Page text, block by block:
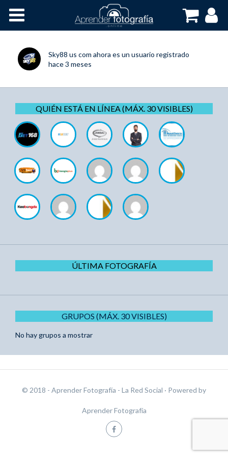
Cursos OnLine
Sky88 us com ahora es un usuario registrado
hace 3 meses
QUIÉN ESTÁ EN LÍNEA (MÁX. 30 VISIBLES)
ÚLTIMA FOTOGRAFÍA
GRUPOS (MÁX. 30 VISIBLES)
No hay grupos a mostrar
© 2018 - Aprender Fotografía - La Red Social · Powered by
Aprender Fotografía